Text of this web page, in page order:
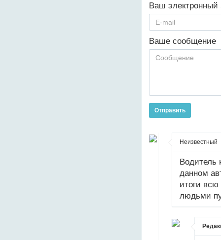
Ваш электронный
Ваше сообщение
Отправить
Неизвестный
Водитель
данном
итоги
людьми